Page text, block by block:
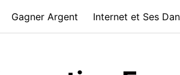
Gagner Argent Internet et Ses